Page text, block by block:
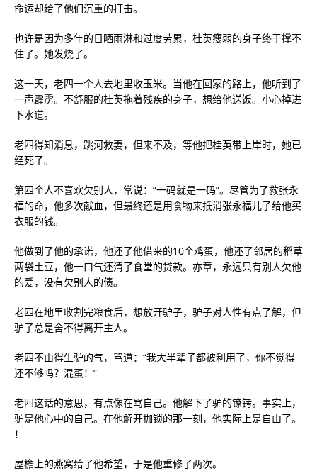
命运却给了他们沉重的打击。
也许是因为多年的日晒雨淋和过度劳累，桂英瘦弱的身子终于撑不
住了。她发烧了。
这一天，老四一个人去地里收玉米。当他在回家的路上，他听到了
一声霹雳。不舒服的桂英拖着残疾的身子，想给他送饭。小心掉进
下水道。
老四得知消息，跳河救妻，但来不及，等他把桂英带上岸时，她已
经死了。
第四个人不喜欢欠别人，常说：“一码就是一码”。尽管为了救张永
福的命，他多次献血，但最终还是用食物来抵消张永福儿子给他买
衣服的钱。
他做到了他的承诺，他还了他借来的10个鸡蛋，他还了邻居的稻草
两袋土豆，他一口气还清了食堂的贷款。亦章，永远只有别人欠他
的爱，没有欠别人的债。
老四在地里收割完粮食后，想放开驴子，驴子对人性有点了解，但
驴子总是舍不得离开主人。
老四不由得生驴的气，骂道：“我大半辈子都被利用了，你不觉得
还不够吗？混蛋！”
老四这话的意思，有点像在骂自己。他解下了驴的镣铐。事实上，
驴是他心中的自己。在他解开枷锁的那一刻，他实际上是自由了。
！
屋檐上的燕窝给了他希望，于是他重修了两次。